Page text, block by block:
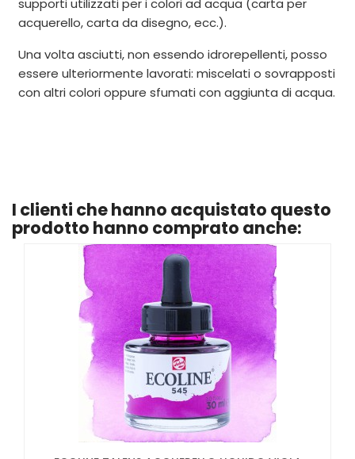
supporti utilizzati per i colori ad acqua (carta per
acquerello, carta da disegno, ecc.).
Una volta asciutti, non essendo idrorepellenti, posso
essere ulteriormente lavorati: miscelati o sovrapposti
con altri colori oppure sfumati con aggiunta di acqua.
I clienti che hanno acquistato questo
prodotto hanno comprato anche: